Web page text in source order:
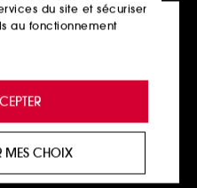
Étoile du Jour
4
69,00€
du site et sécuriser
au fonctionnement
être désactivés.
enrichie et
des
contenus qui
adaptées à
MES CHOIX